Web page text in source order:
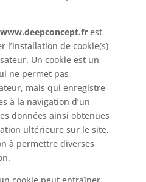
est
l’installation de cookie(s)
Un cookie est un
ne permet pas
mais qui enregistre
à la navigation d’un
données ainsi obtenues
ultérieure sur le site,
à permettre diverses